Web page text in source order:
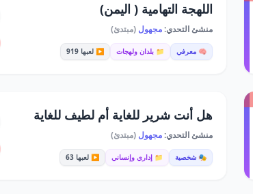
اللهجة التهامية ( اليمن)
منشئ التحدي:مجهول (مبتدئ)
🧠 معرفي 📁 بلدان ولهجات ▶️ لعبها 919
هل أنت شرير للغاية أم لطيف للغاية
منشئ التحدي:مجهول (مبتدئ)
🎭 شخصية 📁 إداري وإنساني ▶️ لعبها 63